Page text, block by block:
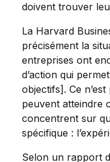
doivent trouver
La Harvard
précisément la
entreprises ont
d’action qui
objectifs]. Ce
peuvent atteindre
concentrent sur
spécifique :
Selon un rapport